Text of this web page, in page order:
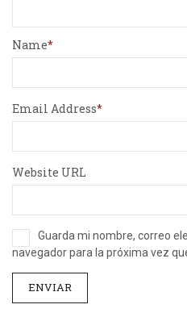
Name
Email Address
Website URL
Guarda mi nombre, correo
navegador para la próxima vez